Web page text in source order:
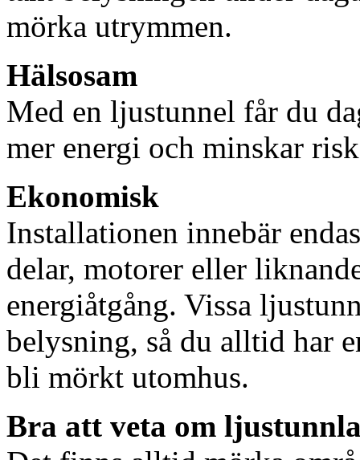
mörka utrymmen.
Hälsosam
Med en ljustunnel får du
mer energi och minskar
Ekonomisk
Installationen innebär
delar, motorer eller
energiåtgång. Vissa
belysning, så du alltid har
bli mörkt utomhus.
Bra att veta om